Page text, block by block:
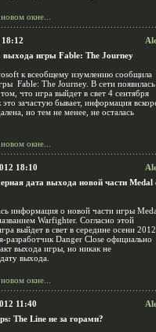
окне...
выхода игры Fable: The Journey
к всеобщему изумлению сообщила
Fable: The Journey. В сети появилась
что игра выйдет в свет 4 сентября
зачастую бывает, информация
но тем не менее, не осталась
окне...
18:10
дата выхода новой части Medal
информация о новой части игры
Warfighter. Согласно этой
выйдет в свет в середине осени 2012
разработчик Danger Close официально
выхода игры, но никак не
выхода.
окне...
11:40
The Line не за горами?